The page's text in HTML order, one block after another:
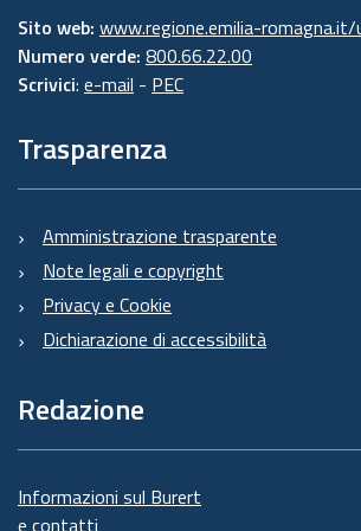
Sito web: www.regione.emilia-
Numero verde: 800.66.22.00
Scrivici: e-mail - PEC
Trasparenza
Amministrazione trasparente
Note legali e copyright
Privacy e Cookie
Dichiarazione di accessibilità
Redazione
Informazioni sul Burert
e contatti